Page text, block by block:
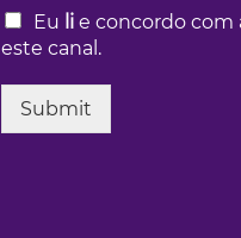
C
a
x
s
Eu li e concordo com
este canal.
Submit